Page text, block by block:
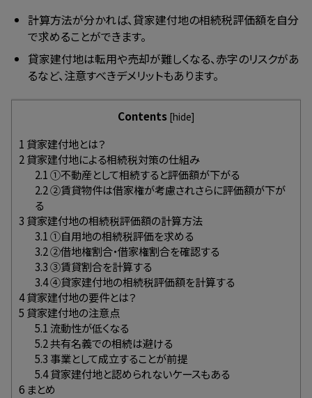
計算方法が分かれば、貸家建付地の相続税評価額を自分
で求めることができます。
貸家建付地は転用や売却が難しくなる、赤字のリスクがあ
るなど、注意すべきデメリットもあります。
Contents [hide]
1 貸家建付地とは？
2貸家建付地による相続税対策の仕組み
2.1①不動産として相続すると評価額が下がる
2.2②賃貸物件は借家権が考慮されさらに評価額が下が
る
3 貸家建付地の相続税評価額の計算方法
3.1①自用地の相続税評価を求める
3.2②借地権割合・借家権割合を確認する
3.3③賃貸割合を計算する
3.4④貸家建付地の相続税評価額を計算する
4貸家建付地の要件とは？
5 貸家建付地の注意点
5.1 流動性が低くなる
5.2共有名義での相続は避ける
5.3事業として成立することが前提
5.4貸家建付地と認められないケースもある
6 まとめ